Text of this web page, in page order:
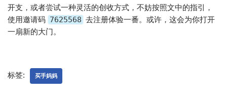
开支，或者尝试一种灵活的创收方式，不妨按照文中的指引，
使用邀请码 7625568 去注册体验一番。或许，这会为你打开
一扇新的大门。
标签: 买手妈妈